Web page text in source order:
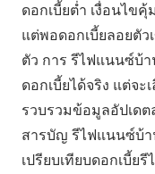
ดอกเบี้ยต่ำ เงื่อนไข
แต่พอดอกเบี้ยลอยตัว
ตัว การ รีไฟแนนซ์บ้
ดอกเบี้ยได้จริง แต่จ
รวบรวมข้อมูลอัปเดต
สารบัญ รีไฟแนนซ์บ้า
เปรียบเทียบดอกเบี้ย